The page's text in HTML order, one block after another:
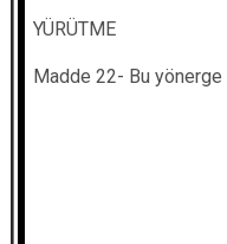
YÜRÜTME
Madde 22- Bu yönerge